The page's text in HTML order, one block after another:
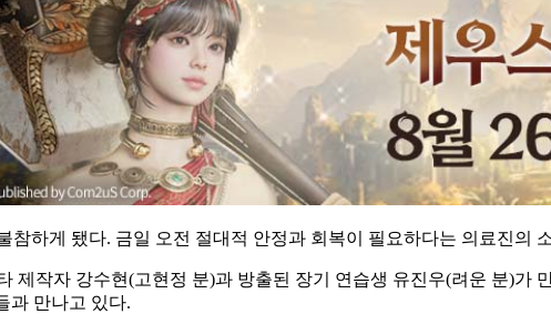
하게 됐다. 금일 오전 절대적 안정과 회복이 필요하다는 의료진의
제작자 강수현(고현정 분)과 방출된 장기 연습생 유진우(려운 분)가
과 만나고 있다.